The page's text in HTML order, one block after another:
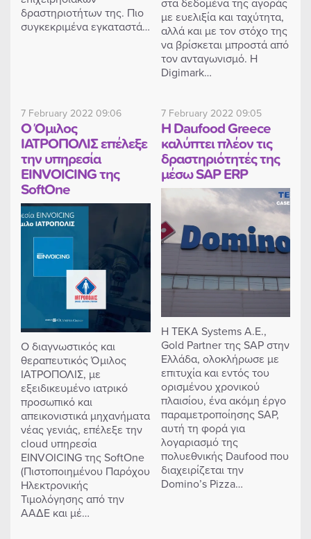
δραστηριοτήτων της. Πιο
συγκεκριμένα εγκαταστά…
με ευελιξία και ταχύτητα,
αλλά και με τον στόχο της
να βρίσκεται μπροστά από
τον ανταγωνισμό. Η
Digimark…
7 February 2022 09:06
Ο Όμιλος
ΙΑΤΡΟΠΟΛΙΣ επέλεξε
την υπηρεσία
EINVOICING της
SoftOne
Ο διαγνωστικός και
θεραπευτικός Όμιλος
ΙΑΤΡΟΠΟΛΙΣ, με
εξειδικευμένο ιατρικό
προσωπικό και
απεικονιστικά μηχανήματα
νέας γενιάς, επέλεξε την
cloud υπηρεσία
EINVOICING της SoftOne
(Πιστοποιημένου Παρόχου
Ηλεκτρονικής
Τιμολόγησης από την
ΑΑΔΕ και μέ…
7 February 2022 09:05
Η Daufood Greece
καλύπτει πλέον τις
δραστηριότητές της
μέσω SAP ERP
H TEKA Systems Α.Ε.,
Gold Partner της SAP στην
Ελλάδα, ολοκλήρωσε με
επιτυχία και εντός του
ορισμένου χρονικού
πλαισίου, ένα ακόμη έργο
παραμετροποίησης SAP,
αυτή τη φορά για
λογαριασμό της
πολυεθνικής Daufood που
διαχειρίζεται την
Domino’s Pizza…